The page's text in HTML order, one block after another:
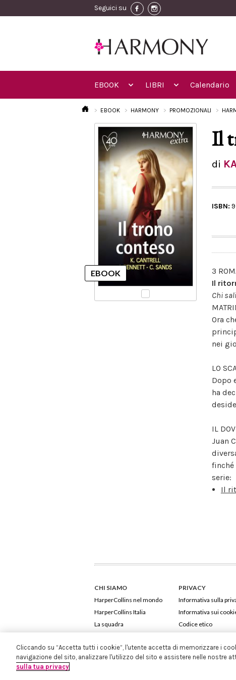
Seguici su
EBOOK LIBRI Calendario
EBOOK HARMONY PROMOZIONALI
Il
di
ISBN:
3
Il
Chi
Ora
nei
LO
Dopo
ha
IL
Juan
serie:
Il
CHI SIAMO
HarperCollins nel mondo
HarperCollins Italia
La squadra
PRIVACY
Informativa sulla
Informativa sui
Codice etico
Cliccando su “Accetta tutti i cookie”, l'utente accetta di memorizzare i
navigazione del sito, analizzare l'utilizzo del sito e assistere nelle nostre
sulla tua privacy